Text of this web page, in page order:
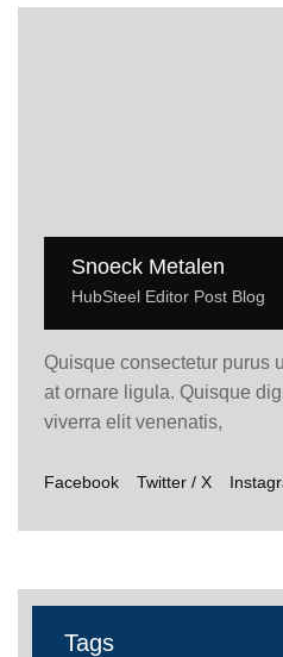
Snoeck Metalen
HubSteel Editor Post Blog
Quisque consectetur purus
at ornare ligula. Quisque
viverra elit venenatis,
Facebook Twitter / X
Tags